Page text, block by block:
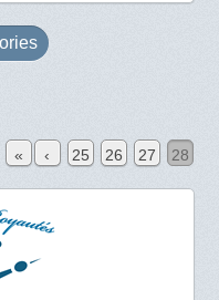
« ‹ 25 26 27 28